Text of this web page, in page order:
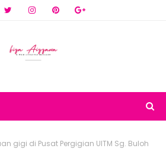
gigi di Pusat Pergigian UITM Sg. Buloh